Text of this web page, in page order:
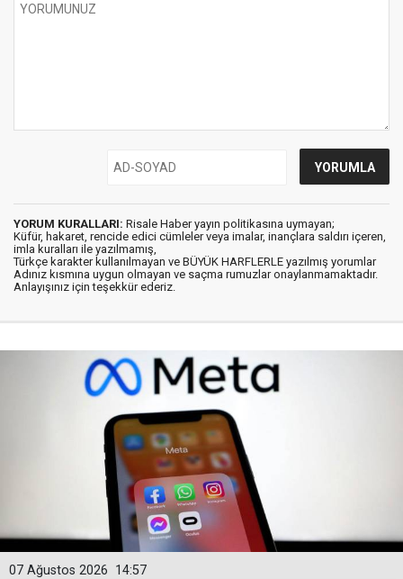
YORUM KURALLARI: Risale Haber yayın politikasına uymayan;
Küfür, hakaret, rencide edici cümleler veya imalar, inançlara saldırı içeren,
imla kuralları ile yazılmamış,
Türkçe karakter kullanılmayan ve BÜYÜK HARFLERLE yazılmış yorumlar
Adınız kısmına uygun olmayan ve saçma rumuzlar onaylanmamaktadır.
Anlayışınız için teşekkür ederiz.
14:57
07 Ağustos 2026